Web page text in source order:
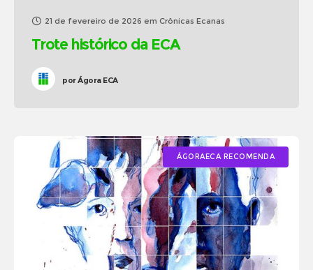
21 de fevereiro de 2026 em Crônicas Ecanas
Trote histórico da ECA
porÁgora ECA
ÁGORAECA RECOMENDA